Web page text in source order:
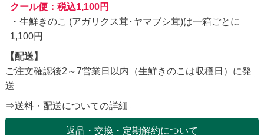
クール便：税込1,100円
・生鮮きのこ (アガリクス茸･ヤマブシ茸)は一箱ごとに
1,100円
【配送】
ご注文確認後2～7営業日以内（生鮮きのこは収穫日）に発
送
⇒送料・配送についての詳細
返品・交換・定期解約について